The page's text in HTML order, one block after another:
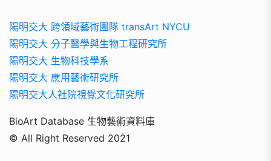
陽明交大 跨領域藝術團隊 transArt NYCU
陽明交大 分子醫學與生物工程研究所
陽明交大 生物科技學系
陽明交大 應用藝術研究所
陽明交大人社院視覺文化研究所
BioArt Database 生物藝術資料庫
© All Right Reserved 2021